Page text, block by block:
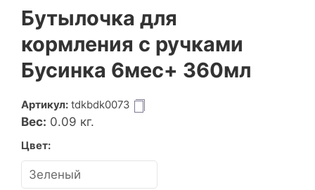
Бутылочка для
кормления с ручками
Бусинка 6мес+ 360мл
Артикул: tdkbdk0073
Вес: 0.09 кг.
Цвет: